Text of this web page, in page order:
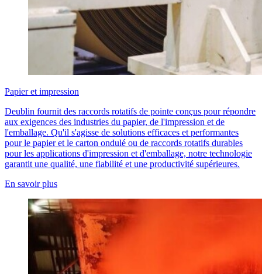
Papier et impression
Deublin fournit des raccords rotatifs de pointe conçus pour répondre
aux exigences des industries du papier, de l'impression et de
l'emballage. Qu'il s'agisse de solutions efficaces et performantes
pour le papier et le carton ondulé ou de raccords rotatifs durables
pour les applications d'impression et d'emballage, notre technologie
garantit une qualité, une fiabilité et une productivité supérieures.
En savoir plus